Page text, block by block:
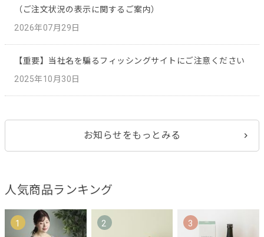
（ご注文状況の表示に関するご案内）
2026年07月29日
【重要】当社名を騙るフィッシングサイトにご注意ください
2025年10月30日
お知らせをもっとみる
人気商品ランキング
1 2 3